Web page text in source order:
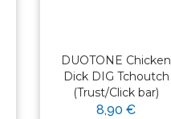
DUOTONE Chicken
Dick DIG Tchoutch
(Trust/Click bar)
8,90 €